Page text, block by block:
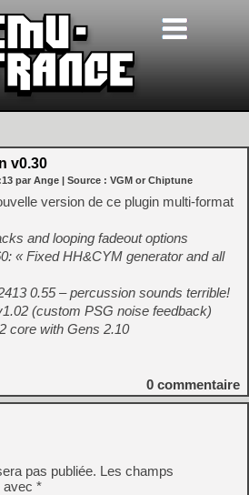
v0.30
par Ange | Source : VGM or Chiptune
version de ce plugin multi-format
and looping fadeout options
« Fixed HH&CYM generator and all
0.55 – percussion sounds terrible!
(custom PSG noise feedback)
core with Gens 2.10
0 commentaire
pas publiée. Les champs
avec *